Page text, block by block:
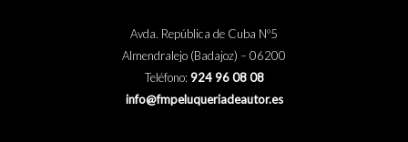
Avda. República de Cuba Nº5
Almendralejo (Badajoz) – 06200
Teléfono: 924 96 08 08
info@fmpeluqueriadeautor.es